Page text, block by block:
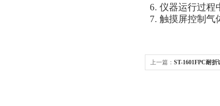
6. 仪器运行过程
7. 触摸屏控制气
上一篇： ST-1601FPC耐折